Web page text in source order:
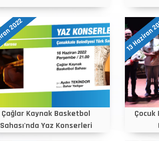
2022
Çağlar Kaynak Basketbol
Sahası'nda Yaz Konserleri
13
Çocuk